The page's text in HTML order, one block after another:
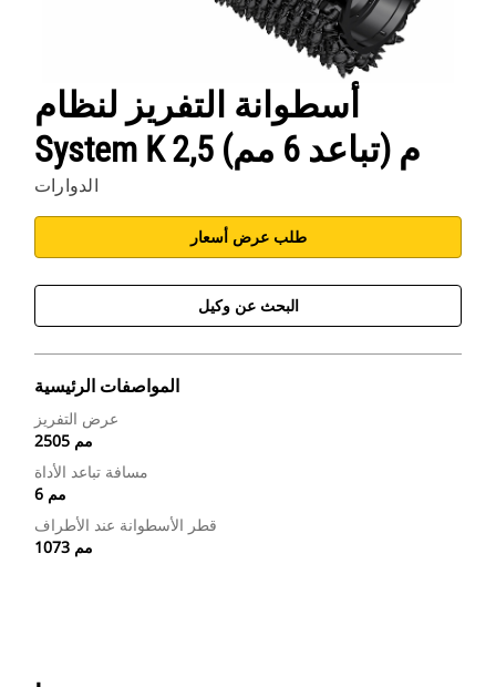
أسطوانة التفريز لنظام
System K 2,5 م (تباعد 6 مم)
الدوارات
طلب عرض أسعار
البحث عن وكيل
المواصفات الرئيسية
عرض التفريز
2505 مم
مسافة تباعد الأداة
6 مم
قطر الأسطوانة عند الأطراف
1073 مم